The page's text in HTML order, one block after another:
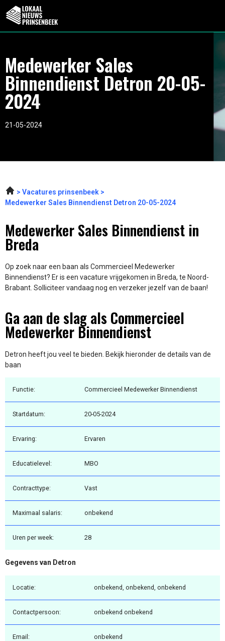
Medewerker Sales
Binnendienst Detron 20-05-
2024
21-05-2024
Vacatures prinsenbeek
Medewerker Sales Binnendienst Detron 20-05-2024
Medewerker Sales Binnendienst in
Breda
Op zoek naar een baan als Commercieel Medewerker
Binnendienst? Er is een vacature vrijgekomen in Breda, te Noord-
Brabant. Solliciteer vandaag nog en verzeker jezelf van de baan!
Ga aan de slag als Commercieel
Medewerker Binnendienst
Detron heeft jou veel te bieden. Bekijk hieronder de details van de
baan
Functie: Commercieel Medewerker Binnendienst
Startdatum: 20-05-2024
Ervaring: Ervaren
Educatielevel: MBO
Contracttype: Vast
Maximaal salaris: onbekend
Uren per week: 28
Gegevens van Detron
Locatie: onbekend, onbekend, onbekend
Contactpersoon: onbekend onbekend
Email: onbekend